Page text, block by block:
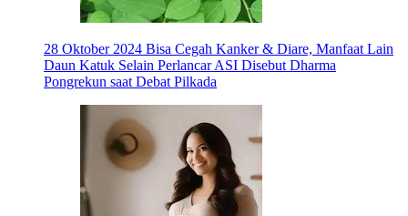
28 Oktober 2024 Bisa Cegah Kanker & Diare, Manfaat Lain
Daun Katuk Selain Perlancar ASI Disebut Dharma
Pongrekun saat Debat Pilkada